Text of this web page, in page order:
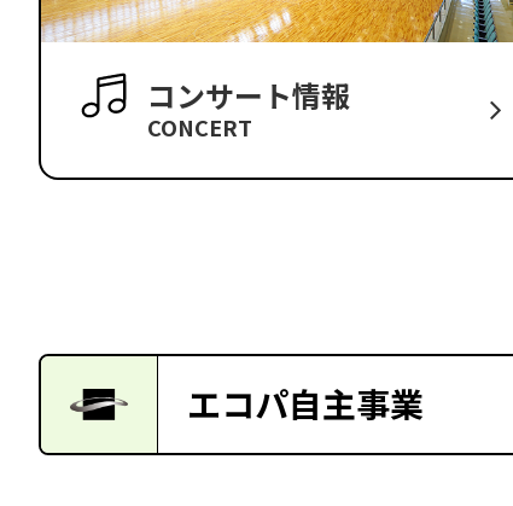
コンサート情報
CONCERT
エコパ自主事業